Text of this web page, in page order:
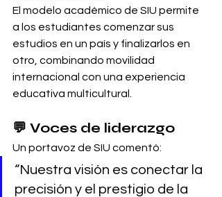
El modelo académico de SIU permite
a los estudiantes comenzar sus
estudios en un país y finalizarlos en
otro, combinando movilidad
internacional con una experiencia
educativa multicultural.
💬 Voces de liderazgo
Un portavoz de SIU comentó:
“Nuestra visión es conectar la
precisión y el prestigio de la